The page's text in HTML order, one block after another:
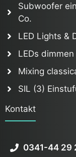
Subwoofer
Co.
LED Lights &
LEDs
Mixing
SIL (3)
Kontakt
0341-44 29